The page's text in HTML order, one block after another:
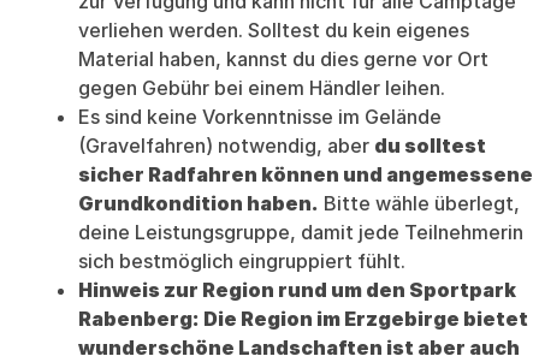
verliehen werden. Solltest du kein eigenes
Material haben, kannst du dies gerne vor Ort
gegen Gebühr bei einem Händler leihen.
Es sind keine Vorkenntnisse im Gelände
(Gravelfahren) notwendig, aber du solltest
sicher Radfahren können und angemessene
Grundkondition haben. Bitte wähle überlegt,
deine Leistungsgruppe, damit jede Teilnehmerin
sich bestmöglich eingruppiert fühlt.
Hinweis zur Region rund um den Sportpark
Rabenberg: Die Region im Erzgebirge bietet
wunderschöne Landschaften ist aber auch